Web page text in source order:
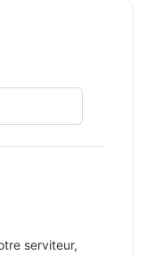
serviteur,